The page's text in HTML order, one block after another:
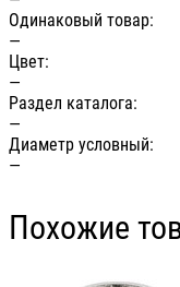
Одинаковый товар:
—
Цвет:
—
Раздел каталога:
—
Диаметр условный:
—
Похожие